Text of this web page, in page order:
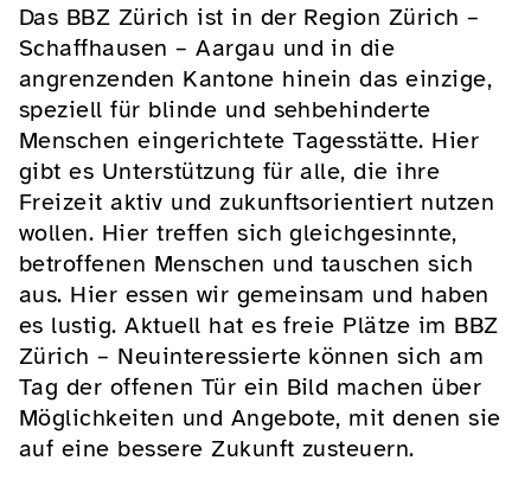
Das BBZ Zürich ist in der Region Zürich –
Schaffhausen – Aargau und in die
angrenzenden Kantone hinein das einzige,
speziell für blinde und sehbehinderte
Menschen eingerichtete Tagesstätte. Hier
gibt es Unterstützung für alle, die ihre
Freizeit aktiv und zukunftsorientiert nutzen
wollen. Hier treffen sich gleichgesinnte,
betroffenen Menschen und tauschen sich
aus. Hier essen wir gemeinsam und haben
es lustig. Aktuell hat es freie Plätze im BBZ
Zürich – Neuinteressierte können sich am
Tag der offenen Tür ein Bild machen über
Möglichkeiten und Angebote, mit denen sie
auf eine bessere Zukunft zusteuern.